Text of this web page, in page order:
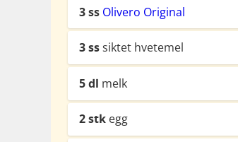
3ss Olivero Original
3sssiktet hvetemel
5dl melk
2stk egg